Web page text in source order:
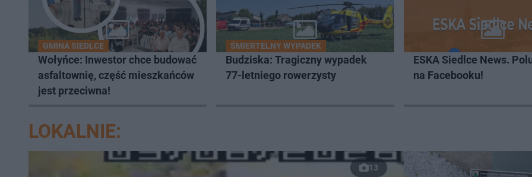
GMINA SIEDLCE
Wołyńce: Inwestor chce budować
asfaltownię, część mieszkańców
jest przeciwna!
ŚMIERTELNY WYPADEK
Budziska: Tragiczny wypadek
77-letniego rowerzysty
ESKA Siedlce News.
na Facebooku!
LOKALNIE:
13